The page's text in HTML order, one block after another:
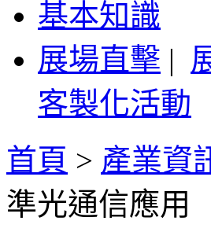
基本知識
展場直擊 |
客製化活動
首頁 > 產業資
準光通信應用